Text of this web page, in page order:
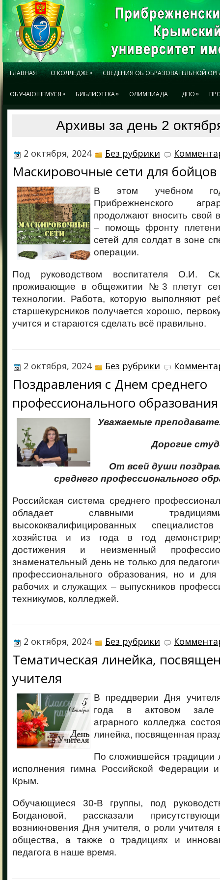
ГЛАВНАЯ О КОЛЛЕДЖЕ» СВЕДЕНИЯ ОБ ОБРАЗОВАТЕЛЬНОЙ
ОБУЧАЮЩЕМУСЯ» БИБЛИОТЕКА» ОЛИМПИАДА ДПО»
Архивы за день 2
2 октября, 2024 Без рубрики
Маскировочные сети для
В этом учебном
Прибрежненского
продолжают вносить свой
– помощь фронту
сетей для солдат в зоне
операции.
Под руководством воспитателя О.И.
проживающие в общежитии №3 плетут
технологии. Работа, которую выполняют
старшекурсников получается хорошо,
учится и стараются сделать всё правильно.
2 октября, 2024 Без рубрики
Поздравления с Днем среднего
профессионального образования
Уважаемые
Дорогие
От всей души
среднего профессионального
Российская система среднего
обладает славными
высококвалифицированных
хозяйства и из года в год
достижения и неизменный
знаменательный день не только для
профессионального образования, но и
рабочих и служащих – выпускников
техникумов, колледжей.
2 октября, 2024 Без рубрики
Тематическая линейка,
учителя
В преддверии Дня
года в актовом зале
аграрного колледжа
линейка, посвященная
По сложившейся традиции
исполнения гимна Российской Федерации
Крым.
Обучающиеся 30-В группы, под
Богдановой, рассказали
возникновения Дня учителя, о роли учителя
общества, а также о традициях и
педагога в наше время.